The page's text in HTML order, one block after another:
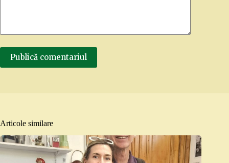
Publică comentariul
Articole similare